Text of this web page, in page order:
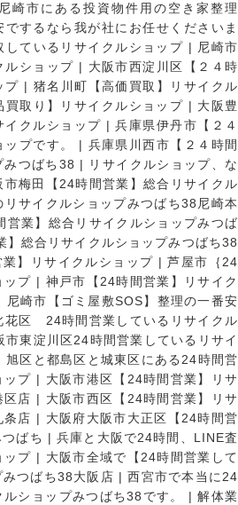
尼崎市にある投資物件用の空き家整理
でするなら我が社にお任せくださいま
しているリサイクルショップ | 尼崎市
ルショップ | 大阪市西淀川区【２４時
プ | 猪名川町【高価買取】リサイクル
買取り】リサイクルショップ | 大阪豊
イクルショップ |兵庫県伊丹市【２４
プです。
| 兵庫県川西市【２４時間
みつばち38 |
リサイクルショップ、な
市梅田【24時間営業】総合リサイクル
リサイクルショップみつばち38尼崎本
営業】総合リサイクルショップみつば
】総合リサイクルショップみつばち38
】リサイクルショップ |芦屋市｛24
ップ | 神戸市【24時間営業】リサイク
尼崎市【ゴミ屋敷SOS】整理の一番安
花区 24時間営業しているリサイクル
市東淀川区24時間営業しているリサイ
旭区と都島区と城東区にある24時間営
ップ | 大阪市港区【24時間営業】リサ
区店 | 大阪市西区【24時間営業】リサ
条店 | 大阪府大阪市大正区【24時間営
ばち |兵庫と大阪で24時間、LINE査
ップ | 大阪市全域で【24時間営業して
つばち38大阪店 |西宮市で本当に24
ショップみつばち38です。
|解体業